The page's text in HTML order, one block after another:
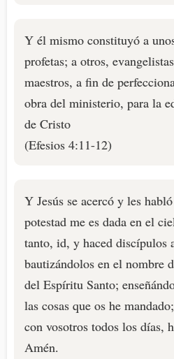
Y él mismo constituyó a
profetas; a otros,
maestros, a fin de
obra del ministerio, para la
de Cristo
(Efesios 4:11-12)
Y Jesús se acercó y les
potestad me es dada en el
tanto, id, y haced discípulos
bautizándolos en el nombre
del Espíritu Santo;
las cosas que os he
con vosotros todos los días,
Amén.